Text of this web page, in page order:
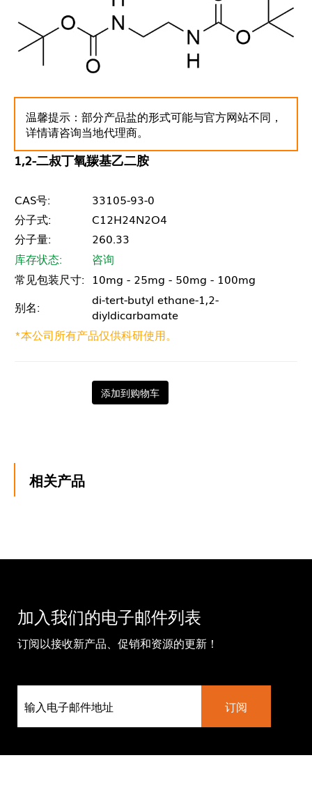
温馨提示：部分产品盐的形式可能与官方网站不同，
详情请咨询当地代理商。
1,2-二叔丁氧羰基乙二胺
CAS号:
33105-93-0
分子式:
C12H24N2O4
分子量:
260.33
库存状态:
咨询
常见包装尺寸: 10mg - 25mg - 50mg - 100mg
别名:
di-tert-butyl ethane-1,2-
diyldicarbamate
*本公司所有产品仅供科研使用。
添加到购物车
相关产品
加入我们的电子邮件列表
订阅以接收新产品、促销和资源的更新！